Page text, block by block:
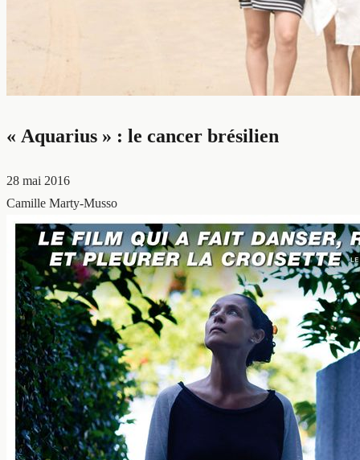
« Aquarius » : le cancer brésilien
28 mai 2016
Camille Marty-Musso